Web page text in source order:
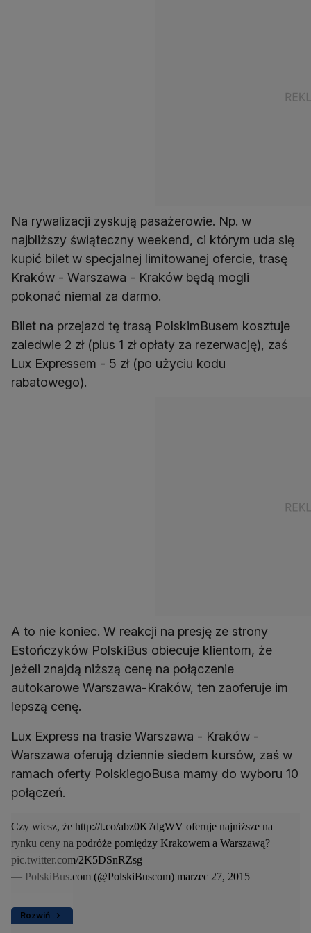
Na rywalizacji zyskują pasażerowie. Np. w
najbliższy świąteczny weekend, ci którym uda się
kupić bilet w specjalnej limitowanej ofercie, trasę
Kraków - Warszawa - Kraków będą mogli
pokonać niemal za darmo.
Bilet na przejazd tę trasą PolskimBusem kosztuje
zaledwie 2 zł (plus 1 zł opłaty za rezerwację), zaś
Lux Expressem - 5 zł (po użyciu kodu
rabatowego).
A to nie koniec. W reakcji na presję ze strony
Estończyków PolskiBus obiecuje klientom, że
jeżeli znajdą niższą cenę na połączenie
autokarowe Warszawa-Kraków, ten zaoferuje im
lepszą cenę.
Lux Express na trasie Warszawa - Kraków -
Warszawa oferują dziennie siedem kursów, zaś w
ramach oferty PolskiegoBusa mamy do wyboru 10
połączeń.
Rozwiń
Czy wiesz, że http://t.co/abz0K7dgWV oferuje najniższe na
rynku ceny na podróże pomiędzy Krakowem a Warszawą?
pic.twitter.com/2K5DSnRZsg
— PolskiBus.com (@PolskiBuscom) marzec 27, 2015